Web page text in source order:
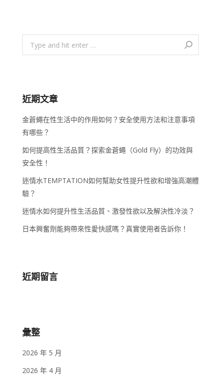
Search:
近期文章
金蒼蠅在性生活中的作用如何？安全使用方法和注意事項
有哪些？
如何提高性生活品質？探索金蒼蠅（Gold Fly）的功效與
安全性！
迷情水TEMPTATION如何幫助女性提升性欲和增強高潮體
驗？
迷情水如何提升性生活品質、激發性欲以及解決性冷淡？
日本興奮劑能夠帶來性愛快感嗎？真實使用者告訴你！
近期留言
彙整
2026 年 5 月
2026 年 4 月